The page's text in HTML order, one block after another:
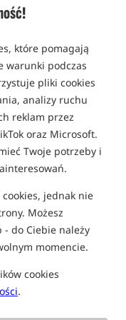
które pomagają
warunki podczas
pliki cookies
analizy ruchu
reklam przez
oraz Microsoft.
Twoje potrzeby i
jednak nie
Możesz
- do Ciebie należy
momencie.
cookies
.